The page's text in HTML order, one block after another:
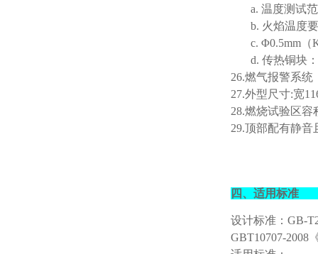
a. 温度测试
b. 火焰温度
c. Φ0.5mm（
d. 传热铜块：
26.燃气报警系统
27.外型尺寸:宽
28.燃烧试验区容
29.顶部配有静音
四、适用标准
设计标准： GB-
GBT10707-2008